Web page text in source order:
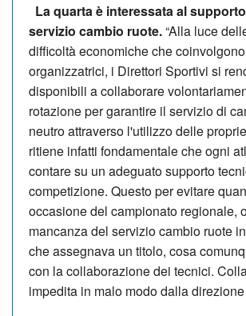
La quarta è interessata al
servizio cambio ruote.“Alla luce
difficoltà economiche che
organizzatrici, i Direttori Sportivi si
disponibili a collaborare
rotazione per garantire il servizio di
neutro attraverso l'utilizzo delle
ritiene infatti fondamentale che ogni
contare su un adeguato supporto
competizione. Questo per evitare
occasione del campionato regionale,
mancanza del servizio cambio ruote
che assegnava un titolo, cosa
con la collaborazione dei tecnici.
impedita in malo modo dalla direzione